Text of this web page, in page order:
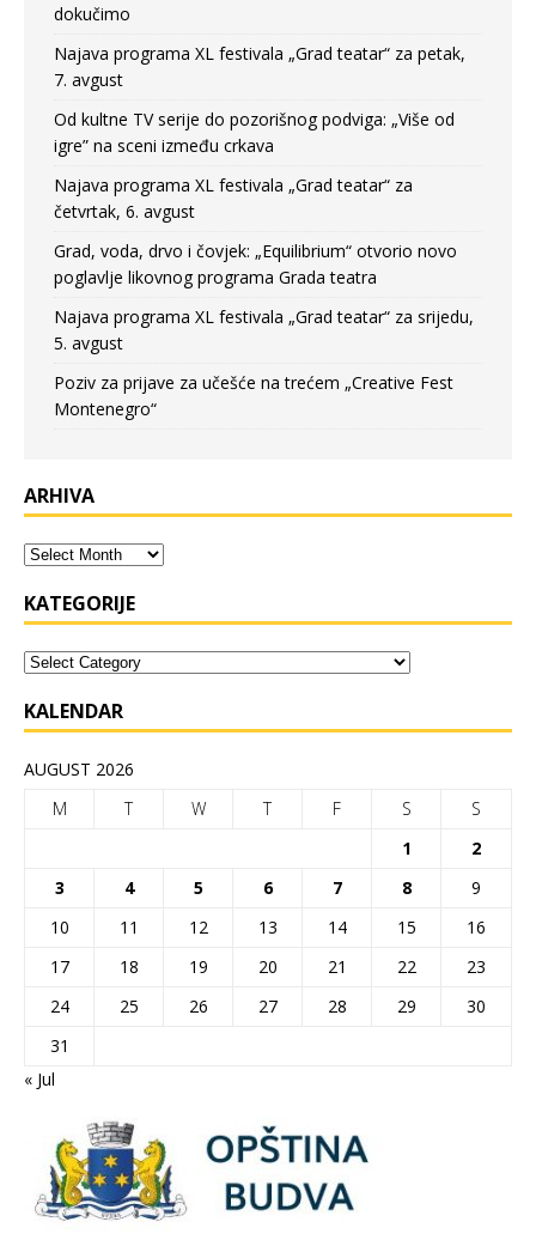
dokučimo
Najava programa XL festivala „Grad teatar“ za petak,
7. avgust
Od kultne TV serije do pozorišnog podviga: „Više od
igre” na sceni između crkava
Najava programa XL festivala „Grad teatar“ za
četvrtak, 6. avgust
Grad, voda, drvo i čovjek: „Equilibrium“ otvorio novo
poglavlje likovnog programa Grada teatra
Najava programa XL festivala „Grad teatar“ za srijedu,
5. avgust
Poziv za prijave za učešće na trećem „Creative Fest
Montenegro“
ARHIVA
KATEGORIJE
KALENDAR
AUGUST 2026
M
T W T F S
S
1
2
3
4 5 6 7 8
9
10
11 12 13 14 15
16
17
18 19 20 21 22
23
24
25 26 27 28 29
30
31
« Jul